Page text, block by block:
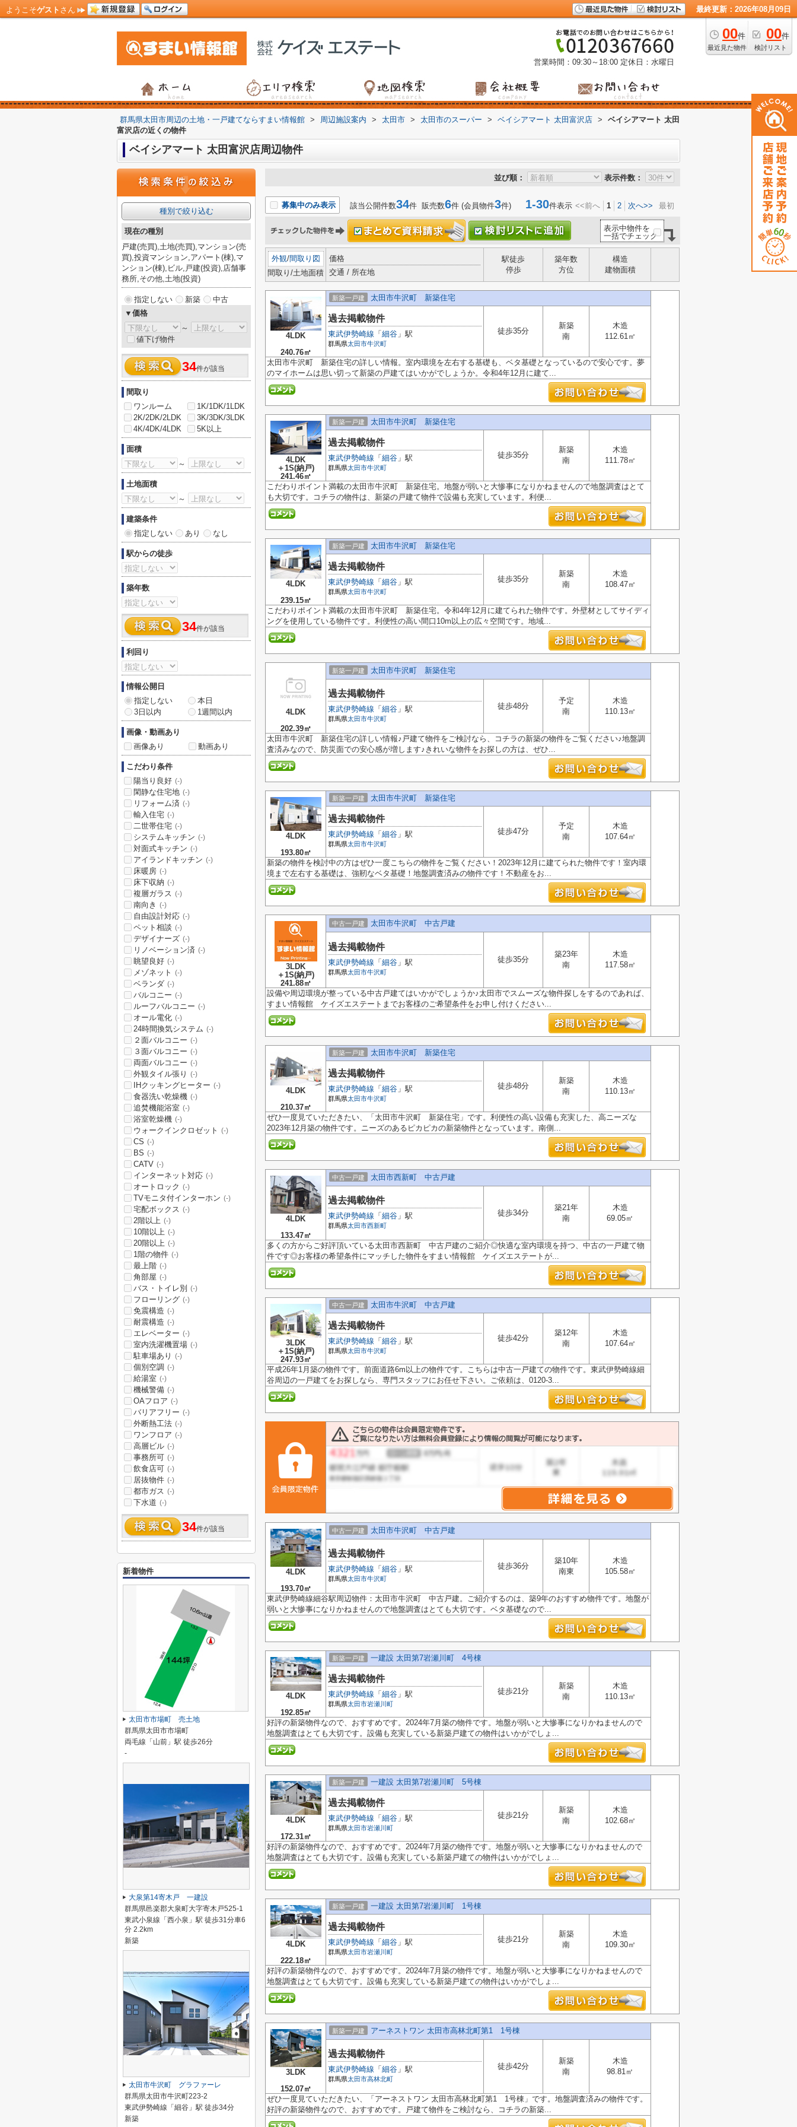
ようこそゲスト さん 最終更新：2026年08月09日
00件
最近見た物件
00件
検討リスト
営業時間：09:30～18:00 定休日：水曜日
群馬県太田市周辺の土地・一戸建てならすまい情報館 > 周辺施設案内 > 太田市 > 太田市のスーパー > ベイシアマート 太田富沢店 >
ベイシアマート 太田
富沢店の近くの物件
ベイシアマート 太田富沢店周辺物件
並び順： 表示件数：
募集中のみ表示 該当公開件数34件 販売数6件 (会員物件3件) 1-30件表示 <<前へ 1 2 次へ>> 最初
表示中物件を
一括でチェック
外観/間取り図
間取り/土地面積
価格
交通 / 所在地
駅徒歩
停歩
築年数
方位
構造
建物面積
4LDK
240.76㎡
新築一戸建 太田市牛沢町 新築住宅
過去掲載物件
東武伊勢崎線 「 細谷 」駅
群馬県太田市牛沢町
徒歩35分
新築
南
木造
112.61㎡
太田市牛沢町 新築住宅の詳しい情報。室内環境を左右する基礎も、ベタ基礎となっているので安心です。夢
のマイホームは思い切って新築の戸建てはいかがでしょうか。令和4年12月に建て...
4LDK
＋1S(納戸)
241.46㎡
新築一戸建 太田市牛沢町 新築住宅
過去掲載物件
東武伊勢崎線 「 細谷 」駅
群馬県太田市牛沢町
徒歩35分
新築
南
木造
111.78㎡
こだわりポイント満載の太田市牛沢町 新築住宅。地盤が弱いと大惨事になりかねませんので地盤調査はとて
も大切です。コチラの物件は、新築の戸建て物件で設備も充実しています。利便...
4LDK
239.15㎡
新築一戸建 太田市牛沢町 新築住宅
過去掲載物件
東武伊勢崎線 「 細谷 」駅
群馬県太田市牛沢町
徒歩35分
新築
南
木造
108.47㎡
こだわりポイント満載の太田市牛沢町 新築住宅。令和4年12月に建てられた物件です。外壁材としてサイディ
ングを使用している物件です。利便性の高い間口10m以上の広々空間です。地域...
4LDK
202.39㎡
新築一戸建 太田市牛沢町 新築住宅
過去掲載物件
東武伊勢崎線 「 細谷 」駅
群馬県太田市牛沢町
徒歩48分
予定
南
木造
110.13㎡
太田市牛沢町 新築住宅の詳しい情報♪戸建て物件をご検討なら、コチラの新築の物件をご覧ください♪地盤調
査済みなので、防災面での安心感が増します♪きれいな物件をお探しの方は、ぜひ...
4LDK
193.80㎡
新築一戸建 太田市牛沢町 新築住宅
過去掲載物件
東武伊勢崎線 「 細谷 」駅
群馬県太田市牛沢町
徒歩47分
予定
南
木造
107.64㎡
新築の物件を検討中の方はぜひ一度こちらの物件をご覧ください！2023年12月に建てられた物件です！室内環
境まで左右する基礎は、強靭なベタ基礎！地盤調査済みの物件です！不動産をお...
3LDK
＋1S(納戸)
241.88㎡
中古一戸建 太田市牛沢町 中古戸建
過去掲載物件
東武伊勢崎線 「 細谷 」駅
群馬県太田市牛沢町
徒歩35分
築23年
南
木造
117.58㎡
設備や周辺環境が整っている中古戸建てはいかがでしょうか♪太田市でスムーズな物件探しをするのであれば、
すまい情報館 ケイズエステートまでお客様のご希望条件をお申し付けください...
4LDK
210.37㎡
新築一戸建 太田市牛沢町 新築住宅
過去掲載物件
東武伊勢崎線 「 細谷 」駅
群馬県太田市牛沢町
徒歩48分
新築
南
木造
110.13㎡
ぜひ一度見ていただきたい、「太田市牛沢町 新築住宅」です。利便性の高い設備も充実した、高ニーズな
2023年12月築の物件です。ニーズのあるピカピカの新築物件となっています。南側...
4LDK
133.47㎡
中古一戸建 太田市西新町 中古戸建
過去掲載物件
東武伊勢崎線 「 細谷 」駅
群馬県太田市西新町
徒歩34分
築21年
南
木造
69.05㎡
多くの方からご好評頂いている太田市西新町 中古戸建のご紹介◎快適な室内環境を持つ、中古の一戸建て物
件です◎お客様の希望条件にマッチした物件をすまい情報館 ケイズエステートが...
3LDK
＋1S(納戸)
247.93㎡
中古一戸建 太田市牛沢町 中古戸建
過去掲載物件
東武伊勢崎線 「 細谷 」駅
群馬県太田市牛沢町
徒歩42分
築12年
南
木造
107.64㎡
平成26年1月築の物件です。前面道路6m以上の物件です。こちらは中古一戸建ての物件です。東武伊勢崎線細
谷周辺の一戸建てをお探しなら、専門スタッフにお任せ下さい。ご依頼は、0120-3...
4LDK
193.70㎡
中古一戸建 太田市牛沢町 中古戸建
過去掲載物件
東武伊勢崎線 「 細谷 」駅
群馬県太田市牛沢町
徒歩36分
築10年
南東
木造
105.58㎡
東武伊勢崎線細谷駅周辺物件：太田市牛沢町 中古戸建。ご紹介するのは、築9年のおすすめ物件です。地盤が
弱いと大惨事になりかねませんので地盤調査はとても大切です。ベタ基礎なので...
4LDK
192.85㎡
新築一戸建 一建設 太田第7岩瀬川町 4号棟
過去掲載物件
東武伊勢崎線 「 細谷 」駅
群馬県太田市岩瀬川町
徒歩21分
新築
南
木造
110.13㎡
好評の新築物件なので、おすすめです。2024年7月築の物件です。地盤が弱いと大惨事になりかねませんので
地盤調査はとても大切です。設備も充実している新築戸建ての物件はいかがでしょ...
4LDK
172.31㎡
新築一戸建 一建設 太田第7岩瀬川町 5号棟
過去掲載物件
東武伊勢崎線 「 細谷 」駅
群馬県太田市岩瀬川町
徒歩21分
新築
南
木造
102.68㎡
好評の新築物件なので、おすすめです。2024年7月築の物件です。地盤が弱いと大惨事になりかねませんので
地盤調査はとても大切です。設備も充実している新築戸建ての物件はいかがでしょ...
4LDK
222.18㎡
新築一戸建 一建設 太田第7岩瀬川町 1号棟
過去掲載物件
東武伊勢崎線 「 細谷 」駅
群馬県太田市岩瀬川町
徒歩21分
新築
南
木造
109.30㎡
好評の新築物件なので、おすすめです。2024年7月築の物件です。地盤が弱いと大惨事になりかねませんので
地盤調査はとても大切です。設備も充実している新築戸建ての物件はいかがでしょ...
3LDK
152.07㎡
新築一戸建 アーネストワン 太田市高林北町第1 1号棟
過去掲載物件
東武伊勢崎線 「 細谷 」駅
群馬県太田市高林北町
徒歩42分
新築
南
木造
98.81㎡
ぜひ一度見ていただきたい、「アーネストワン 太田市高林北町第1 1号棟」です。地盤調査済みの物件です。
好評の新築物件なので、おすすめです。戸建て物件をご検討なら、コチラの新築...
種別で絞り込む
現在の種別
戸建(売買),土地(売買),マンション(売
買),投資マンション,アパート(棟),マ
ンション(棟),ビル,戸建(投資),店舗事
務所,その他,土地(投資)
指定しない 新築
中古
▼価格
～
値下げ物件
34件が該当
間取り
ワンルーム
1K/1DK/1LDK
2K/2DK/2LDK
3K/3DK/3LDK
4K/4DK/4LDK
5K以上
面積
～
土地面積
～
建築条件
指定しない
あり なし
駅からの徒歩
築年数
34件が該当
利回り
情報公開日
指定しない
本日
3日以内
1週間以内
画像・動画あり
画像あり
動画あり
こだわり条件
陽当り良好 (-)
閑静な住宅地 (-)
リフォーム済 (-)
輸入住宅 (-)
二世帯住宅 (-)
システムキッチン (-)
対面式キッチン (-)
アイランドキッチン (-)
床暖房 (-)
床下収納 (-)
複層ガラス (-)
南向き (-)
自由設計対応 (-)
ペット相談 (-)
デザイナーズ (-)
リノベーション済 (-)
眺望良好 (-)
メゾネット (-)
ベランダ (-)
バルコニー (-)
ルーフバルコニー (-)
オール電化 (-)
24時間換気システム (-)
２面バルコニー (-)
３面バルコニー (-)
両面バルコニー (-)
外観タイル張り (-)
IHクッキングヒーター (-)
食器洗い乾燥機 (-)
追焚機能浴室 (-)
浴室乾燥機 (-)
ウォークインクロゼット (-)
CS (-)
BS (-)
CATV (-)
インターネット対応 (-)
オートロック (-)
TVモニタ付インターホン (-)
宅配ボックス (-)
2階以上 (-)
10階以上 (-)
20階以上 (-)
1階の物件 (-)
最上階 (-)
角部屋 (-)
バス・トイレ別 (-)
フローリング (-)
免震構造 (-)
耐震構造 (-)
エレベーター (-)
室内洗濯機置場 (-)
駐車場あり (-)
個別空調 (-)
給湯室 (-)
機械警備 (-)
OAフロア (-)
バリアフリー (-)
外断熱工法 (-)
ワンフロア (-)
高層ビル (-)
事務所可 (-)
飲食店可 (-)
居抜物件 (-)
都市ガス (-)
下水道 (-)
34件が該当
新着物件
太田市市場町 売土地
群馬県太田市市場町
両毛線「山前」駅 徒歩26分
-
大泉第14寄木戸 一建設
群馬県邑楽郡大泉町大字寄木戸525-1
東武小泉線「西小泉」駅 徒歩31分車6
分 2.2km
新築
太田市牛沢町 グラファーレ
群馬県太田市牛沢町223-2
東武伊勢崎線「細谷」駅 徒歩34分
新築